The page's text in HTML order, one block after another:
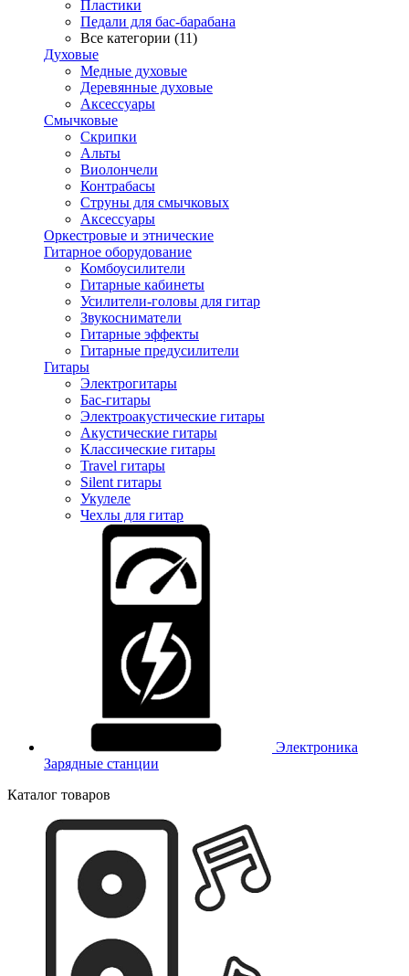
Пластики
Педали для бас-барабана
Все категории (11)
Духовые
Медные духовые
Деревянные духовые
Аксессуары
Смычковые
Скрипки
Альты
Виолончели
Контрабасы
Струны для смычковых
Аксеcсуары
Оркестровые и этнические
Гитарное оборудование
Комбоусилители
Гитарные кабинеты
Усилители-головы для гитар
Звукосниматели
Гитарные эффекты
Гитарные предусилители
Гитары
Электрогитары
Бас-гитары
Электроакустические гитары
Акустические гитары
Классические гитары
Travel гитары
Silent гитары
Укулеле
Чехлы для гитар
Электроника
Зарядные станции
Каталог товаров